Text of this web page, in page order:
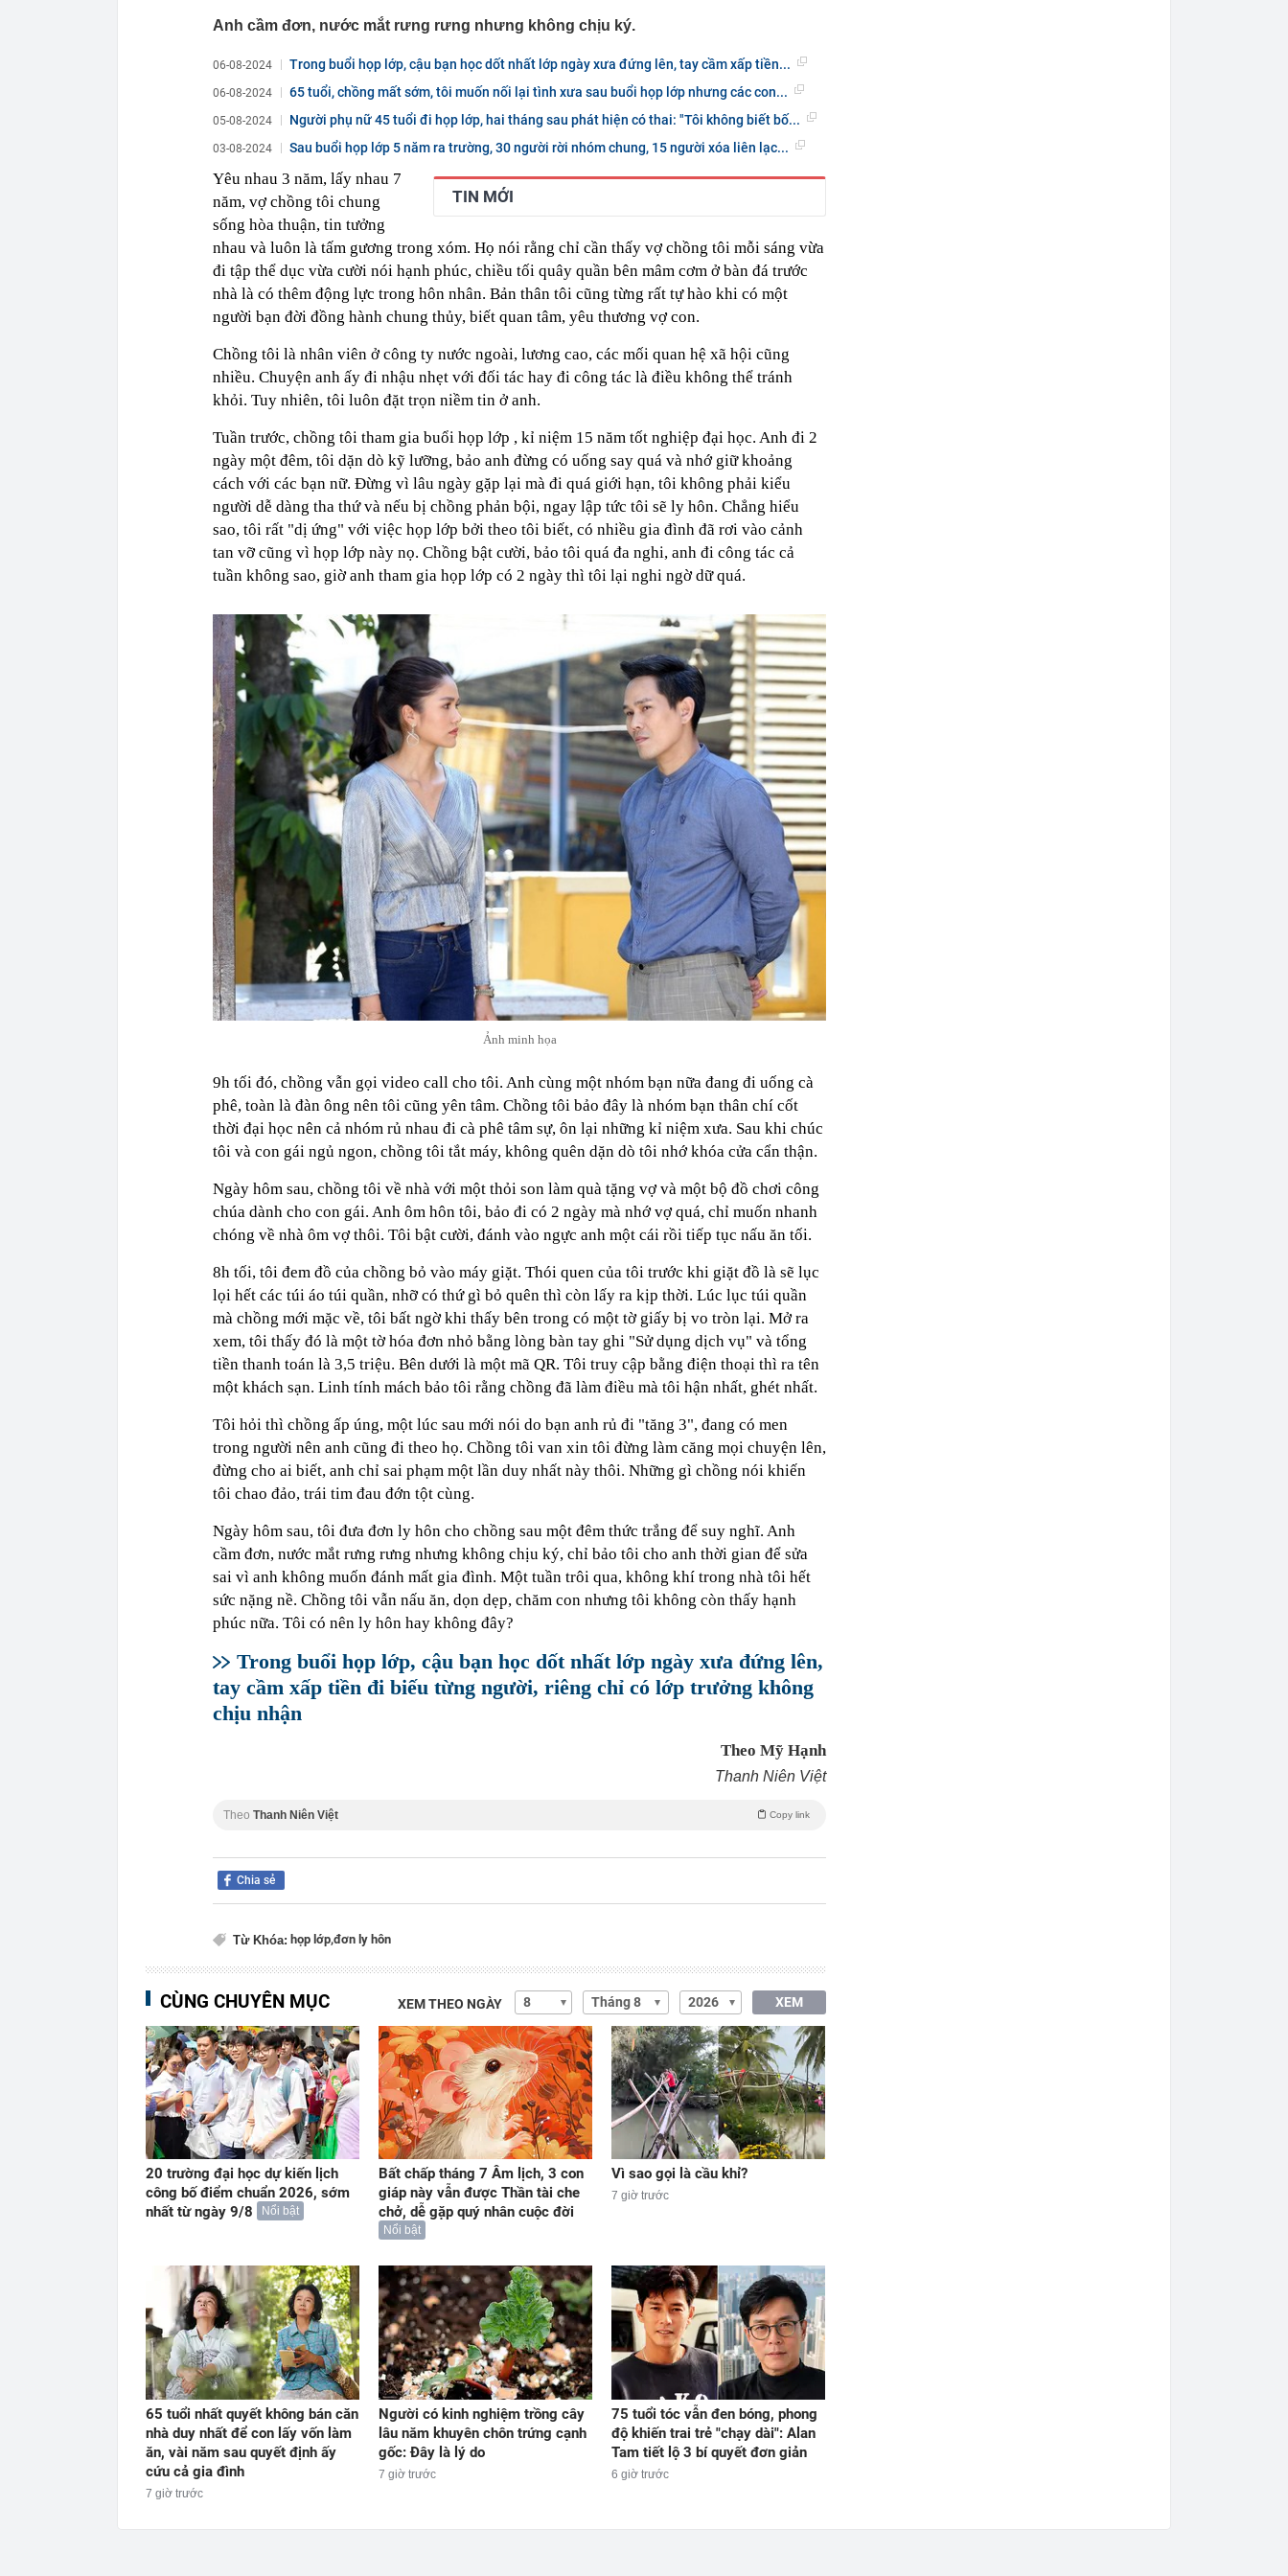
Anh cầm đơn, nước mắt rưng rưng nhưng không chịu ký.
06-08-2024 Trong buổi họp lớp, cậu bạn học dốt nhất lớp ngày xưa đứng lên, tay cầm xấp tiền...
06-08-2024 65 tuổi, chồng mất sớm, tôi muốn nối lại tình xưa sau buổi họp lớp nhưng các con...
05-08-2024 Người phụ nữ 45 tuổi đi họp lớp, hai tháng sau phát hiện có thai: "Tôi không biết bố...
03-08-2024 Sau buổi họp lớp 5 năm ra trường, 30 người rời nhóm chung, 15 người xóa liên lạc...
TIN MỚI
Yêu nhau 3 năm, lấy nhau 7
năm, vợ chồng tôi chung
sống hòa thuận, tin tưởng
nhau và luôn là tấm gương trong xóm. Họ nói rằng chỉ cần thấy vợ chồng tôi mỗi sáng vừa
đi tập thể dục vừa cười nói hạnh phúc, chiều tối quây quần bên mâm cơm ở bàn đá trước
nhà là có thêm động lực trong hôn nhân. Bản thân tôi cũng từng rất tự hào khi có một
người bạn đời đồng hành chung thủy, biết quan tâm, yêu thương vợ con.
Chồng tôi là nhân viên ở công ty nước ngoài, lương cao, các mối quan hệ xã hội cũng
nhiều. Chuyện anh ấy đi nhậu nhẹt với đối tác hay đi công tác là điều không thể tránh
khỏi. Tuy nhiên, tôi luôn đặt trọn niềm tin ở anh.
Tuần trước, chồng tôi tham gia buổi họp lớp , kỉ niệm 15 năm tốt nghiệp đại học. Anh đi 2
ngày một đêm, tôi dặn dò kỹ lưỡng, bảo anh đừng có uống say quá và nhớ giữ khoảng
cách với các bạn nữ. Đừng vì lâu ngày gặp lại mà đi quá giới hạn, tôi không phải kiểu
người dễ dàng tha thứ và nếu bị chồng phản bội, ngay lập tức tôi sẽ ly hôn. Chẳng hiểu
sao, tôi rất "dị ứng" với việc họp lớp bởi theo tôi biết, có nhiều gia đình đã rơi vào cảnh
tan vỡ cũng vì họp lớp này nọ. Chồng bật cười, bảo tôi quá đa nghi, anh đi công tác cả
tuần không sao, giờ anh tham gia họp lớp có 2 ngày thì tôi lại nghi ngờ dữ quá.
Ảnh minh họa
9h tối đó, chồng vẫn gọi video call cho tôi. Anh cùng một nhóm bạn nữa đang đi uống cà
phê, toàn là đàn ông nên tôi cũng yên tâm. Chồng tôi bảo đây là nhóm bạn thân chí cốt
thời đại học nên cả nhóm rủ nhau đi cà phê tâm sự, ôn lại những kỉ niệm xưa. Sau khi chúc
tôi và con gái ngủ ngon, chồng tôi tắt máy, không quên dặn dò tôi nhớ khóa cửa cẩn thận.
Ngày hôm sau, chồng tôi về nhà với một thỏi son làm quà tặng vợ và một bộ đồ chơi công
chúa dành cho con gái. Anh ôm hôn tôi, bảo đi có 2 ngày mà nhớ vợ quá, chỉ muốn nhanh
chóng về nhà ôm vợ thôi. Tôi bật cười, đánh vào ngực anh một cái rồi tiếp tục nấu ăn tối.
8h tối, tôi đem đồ của chồng bỏ vào máy giặt. Thói quen của tôi trước khi giặt đồ là sẽ lục
lọi hết các túi áo túi quần, nhỡ có thứ gì bỏ quên thì còn lấy ra kịp thời. Lúc lục túi quần
mà chồng mới mặc về, tôi bất ngờ khi thấy bên trong có một tờ giấy bị vo tròn lại. Mở ra
xem, tôi thấy đó là một tờ hóa đơn nhỏ bằng lòng bàn tay ghi "Sử dụng dịch vụ" và tổng
tiền thanh toán là 3,5 triệu. Bên dưới là một mã QR. Tôi truy cập bằng điện thoại thì ra tên
một khách sạn. Linh tính mách bảo tôi rằng chồng đã làm điều mà tôi hận nhất, ghét nhất.
Tôi hỏi thì chồng ấp úng, một lúc sau mới nói do bạn anh rủ đi "tăng 3", đang có men
trong người nên anh cũng đi theo họ. Chồng tôi van xin tôi đừng làm căng mọi chuyện lên,
đừng cho ai biết, anh chỉ sai phạm một lần duy nhất này thôi. Những gì chồng nói khiến
tôi chao đảo, trái tim đau đớn tột cùng.
Ngày hôm sau, tôi đưa đơn ly hôn cho chồng sau một đêm thức trắng để suy nghĩ. Anh
cầm đơn, nước mắt rưng rưng nhưng không chịu ký, chỉ bảo tôi cho anh thời gian để sửa
sai vì anh không muốn đánh mất gia đình. Một tuần trôi qua, không khí trong nhà tôi hết
sức nặng nề. Chồng tôi vẫn nấu ăn, dọn dẹp, chăm con nhưng tôi không còn thấy hạnh
phúc nữa. Tôi có nên ly hôn hay không đây?
Trong buổi họp lớp, cậu bạn học dốt nhất lớp ngày xưa đứng lên,
tay cầm xấp tiền đi biếu từng người, riêng chỉ có lớp trưởng không
chịu nhận
Theo Mỹ Hạnh
Thanh Niên Việt
Theo Thanh Niên Việt Copy link
Chia sẻ
Từ Khóa: họp lớp,đơn ly hôn
CÙNG CHUYÊN MỤC XEM THEO NGÀY XEM
20 trường đại học dự kiến lịch
công bố điểm chuẩn 2026, sớm
nhất từ ngày 9/8
Nổi bật
Bất chấp tháng 7 Âm lịch, 3 con
giáp này vẫn được Thần tài che
chở, dễ gặp quý nhân cuộc đời
Nổi bật
Vì sao gọi là cầu khỉ?
7 giờ trước
65 tuổi nhất quyết không bán căn
nhà duy nhất để con lấy vốn làm
ăn, vài năm sau quyết định ấy
cứu cả gia đình
7 giờ trước
Người có kinh nghiệm trồng cây
lâu năm khuyên chôn trứng cạnh
gốc: Đây là lý do
7 giờ trước
75 tuổi tóc vẫn đen bóng, phong
độ khiến trai trẻ "chạy dài": Alan
Tam tiết lộ 3 bí quyết đơn giản
6 giờ trước